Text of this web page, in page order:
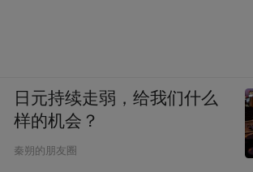
日元持续走弱，给我们什么
样的机会？
秦朔的朋友圈